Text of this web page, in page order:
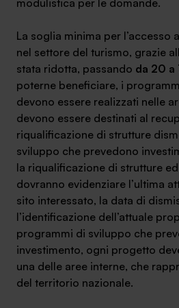
+030.3540104
info@safinance.it
SA Finance Mediazione Creditizia Srl,
all'Oam n.M336
modulistica per le domande.
La soglia minima per l’accesso
nel settore del turismo, grazie
stata ridotta, passando da 20 a
poterne beneficiare, i
devono essere realizzati nelle
devono essere destinati al
riqualificazione di strutture
sviluppo che prevedono
la riqualificazione di strutture
dovranno evidenziare l’ultima
sito interessato, la data di
l’identificazione dell’attuale
programmi di sviluppo che
investimento, ogni progetto
una delle aree interne, che
del territorio nazionale.